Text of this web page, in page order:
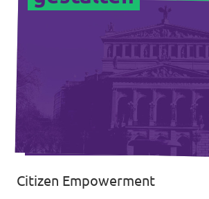
Citizen Empowerment